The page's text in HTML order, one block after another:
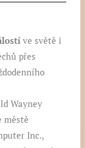
ve světě i
přes
Wayney
městě
Inc.,